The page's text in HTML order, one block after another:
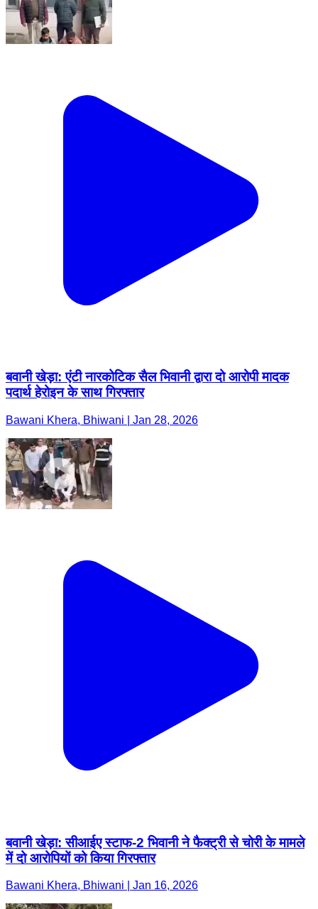
बवानी खेड़ा: एंटी नारकोटिक सैल भिवानी द्वारा दो आरोपी मादक
पदार्थ हेरोइन के साथ गिरफ्तार
Bawani Khera, Bhiwani | Jan 28, 2026
बवानी खेड़ा: सीआईए स्टाफ-2 भिवानी ने फैक्ट्री से चोरी के मामले
में दो आरोपियों को किया गिरफ्तार
Bawani Khera, Bhiwani | Jan 16, 2026